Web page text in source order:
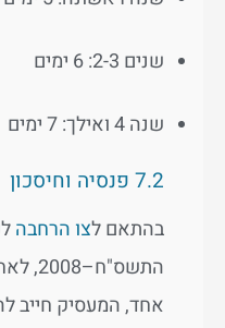
שנים 2-3: 6 ימים
שנה 4 ואילך: 7 ימים
7.2 פנסיה וחיסכון
בהתאם לצו הרחבה
אחד, המעסיק חייב